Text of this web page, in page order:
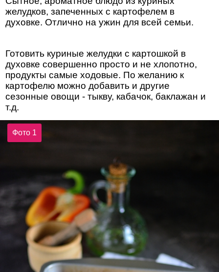
желудков, запеченных с картофелем в
духовке. Отлично на ужин для всей семьи.
Готовить куриные желудки с картошкой в
духовке совершенно просто и не хлопотно,
продукты самые ходовые. По желанию к
картофелю можно добавить и другие
сезонные овощи - тыкву, кабачок, баклажан и
т.д.
Фото 1